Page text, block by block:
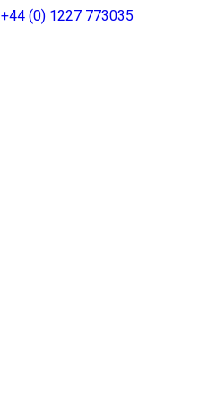
+44 (0) 1227 773035